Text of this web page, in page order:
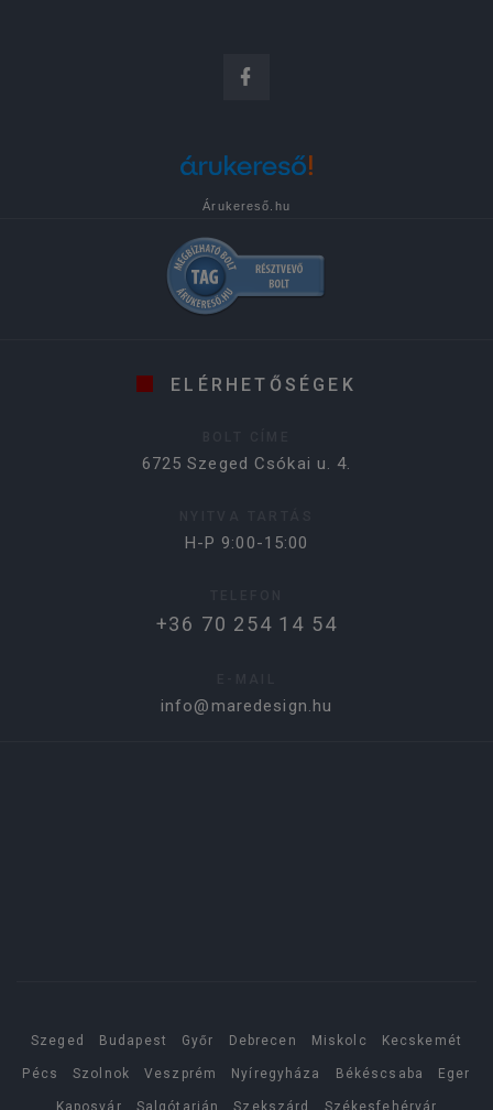
Árukereső.hu
ELÉRHETŐSÉGEK
6725 Szeged Csókai u. 4.
H-P 9:00-15:00
+36 70 254 14 54
info@maredesign.hu
Szeged Budapest Győr Debrecen Miskolc Kecskemét
Pécs Szolnok Veszprém Nyíregyháza Békéscsaba Eger
Kaposvár Salgótarján Szekszárd Székesfehérvár